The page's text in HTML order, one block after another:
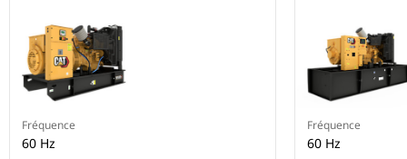
Fréquence
60 Hz
Fréquence
60 Hz